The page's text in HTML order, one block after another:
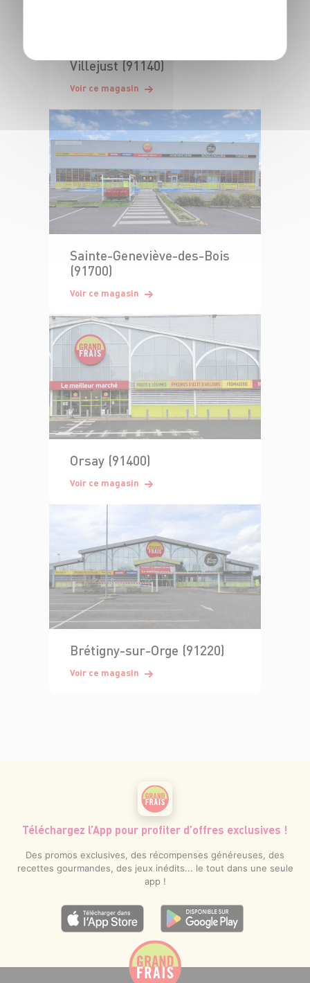
Villejust (91140)
Voir ce magasin
Sainte-Geneviève-des-Bois
(91700)
Voir ce magasin
Orsay (91400)
Voir ce magasin
Brétigny-sur-Orge (91220)
Voir ce magasin
Téléchargez l’App pour profiter d’offres exclusives !
Des promos exclusives, des récompenses généreuses, des
recettes gourmandes, des jeux inédits... le tout dans une seule
app !